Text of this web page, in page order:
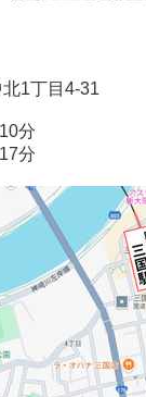
1丁目4-31
分
分